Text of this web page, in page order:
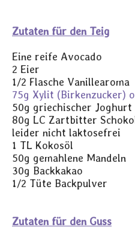
Zutaten für den Teig
Eine reife Avocado
2 Eier
1/2 Flasche Vanillearoma
75g Xylit (Birkenzucker)
50g griechischer Joghurt
80g LC Zartbitter
leider nicht laktosefrei
1 TL Kokosöl
50g gemahlene Mandeln
30g Backkakao
1/2 Tüte Backpulver
Zutaten für den Guss